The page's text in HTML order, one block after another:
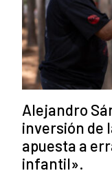
Alejandro
inversión de
apuesta a
infantil».